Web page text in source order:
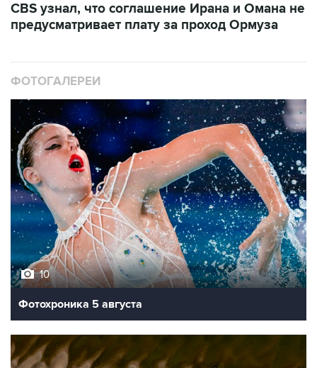
CBS узнал, что соглашение Ирана и Омана не
предусматривает плату за проход Ормуза
ФОТОГАЛЕРЕИ
10
Фотохроника 5 августа